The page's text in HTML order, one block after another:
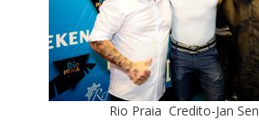
Rio Praia Credito-Jan Sen